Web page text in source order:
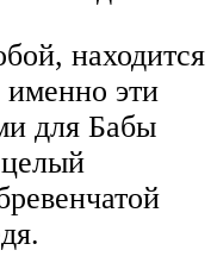
находится
именно эти
для Бабы